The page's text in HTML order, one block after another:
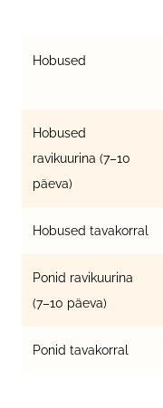
Hobused
Hobused
ravikuurina (7–10
päeva)
Hobused tavakorral
Ponid ravikuurina
(7–10 päeva)
Ponid tavakorral